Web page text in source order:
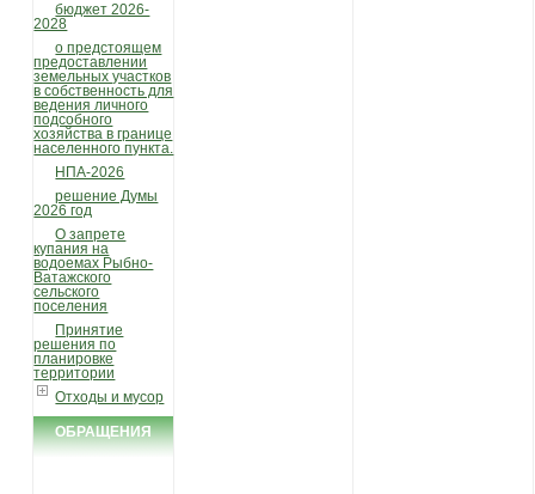
бюджет 2026-
2028
о предстоящем
предоставлении
земельных участков
в собственность для
ведения личного
подсобного
хозяйства в границе
населенного пункта.
НПА-2026
решение Думы
2026 год
О запрете
купания на
водоемах Рыбно-
Ватажского
сельского
поселения
Принятие
решения по
планировке
территории
Отходы и мусор
ОБРАЩЕНИЯ